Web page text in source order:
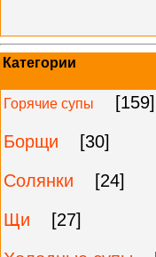
Категории
Горячие супы
[159]
Борщи
[30]
Солянки
[24]
Щи
[27]